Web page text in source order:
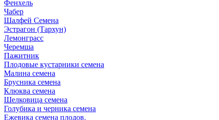
Фенхель
Чабер
Шалфей Семена
Эстрагон (Тархун)
Лемонграсс
Черемша
Пажитник
Плодовые кустарники семена
Малина семена
Брусника семена
Клюква семена
Шелковица семена
Голубика и черника семена
Ежевика семена плодов.